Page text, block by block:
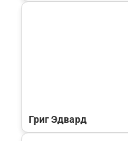
Григ Эдвард